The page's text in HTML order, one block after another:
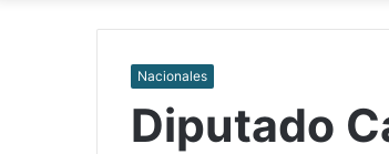
Nacionales
Diputado